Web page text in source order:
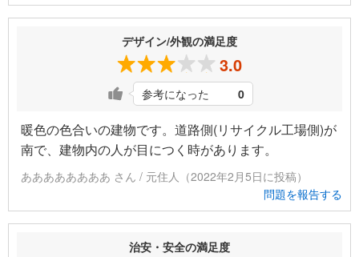
デザイン/外観の満足度
3.0
参考になった 0
暖色の色合いの建物です。道路側(リサイクル工場側)が
南で、建物内の人が目につく時があります。
ああああああああ さん / 元住人（2022年2月5日に投稿）
問題を報告する
治安・安全の満足度